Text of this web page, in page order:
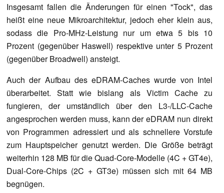
Insgesamt fallen die Änderungen für einen "Tock", das
heißt eine neue Mikroarchitektur, jedoch eher klein aus,
sodass die Pro-MHz-Leistung nur um etwa 5 bis 10
Prozent (gegenüber Haswell) respektive unter 5 Prozent
(gegenüber Broadwell) ansteigt.
Auch der Aufbau des eDRAM-Caches wurde von Intel
überarbeitet. Statt wie bislang als Victim Cache zu
fungieren, der umständlich über den L3-/LLC-Cache
angesprochen werden muss, kann der eDRAM nun direkt
von Programmen adressiert und als schnellere Vorstufe
zum Hauptspeicher genutzt werden. Die Größe beträgt
weiterhin 128 MB für die Quad-Core-Modelle (4C + GT4e),
Dual-Core-Chips (2C + GT3e) müssen sich mit 64 MB
begnügen.